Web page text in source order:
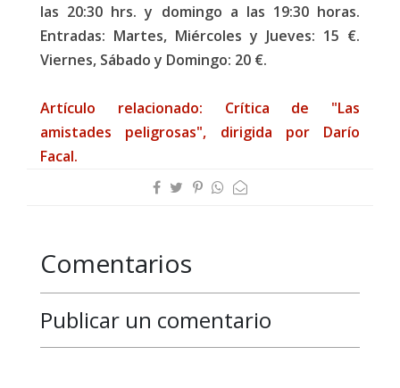
las 20:30 hrs. y domingo a las 19:30 horas.
Entradas: Martes, Miércoles y Jueves: 15 €.
Viernes, Sábado y Domingo: 20 €.
Artículo relacionado: Crítica de "Las
amistades peligrosas", dirigida por Darío
Facal.
Comentarios
Publicar un comentario